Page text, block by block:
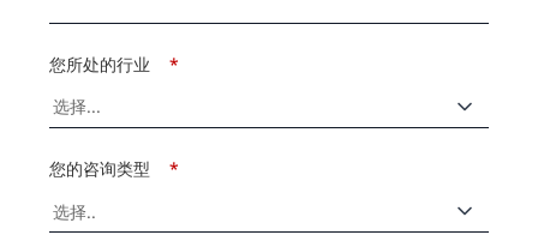
*
您所处的行业
*
您的咨询类型